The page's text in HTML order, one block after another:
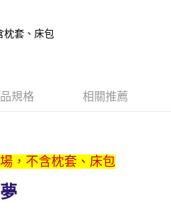
中國信託商業銀行
永豐商業銀行
可取貨)
上)免運費
枕套、床包
規格 相關推薦
，不含枕套、床包